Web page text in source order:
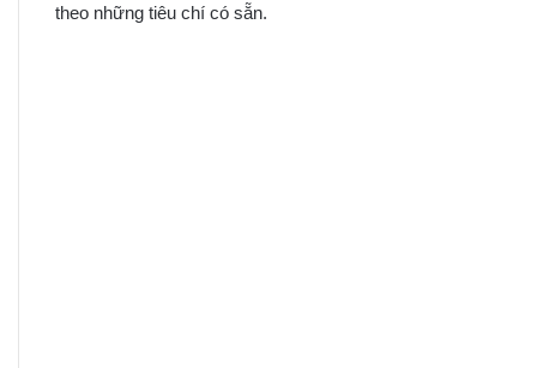
theo những tiêu chí có sẵn.